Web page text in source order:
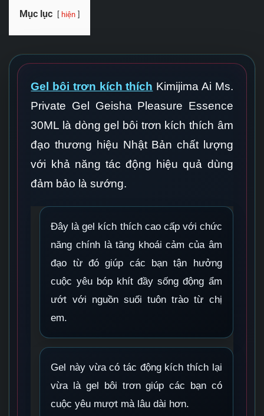
Mục lục hiện
Gel bôi trơn kích thích Kimijima Ai Ms.
Private Gel Geisha Pleasure Essence
30ML là dòng gel bôi trơn kích thích âm
đạo thương hiệu Nhật Bản chất lượng
với khả năng tác động hiệu quả dùng
đảm bảo là sướng.
Đây là gel kích thích cao cấp với chức
năng chính là tăng khoái cảm của âm
đạo từ đó giúp các bạn tận hưởng
cuộc yêu bóp khít đầy sống động ẩm
ướt với nguồn suối tuôn trào từ chị
em.
Gel này vừa có tác động kích thích lại
vừa là gel bôi trơn giúp các bạn có
cuộc yêu mượt mà lâu dài hơn.